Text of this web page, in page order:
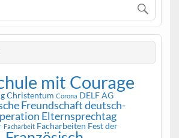
mit Courage
Christentum Corona DELF AG
Freundschaftdeutsch-
Elternsprechtag
Facharbeit Facharbeiten Fest der